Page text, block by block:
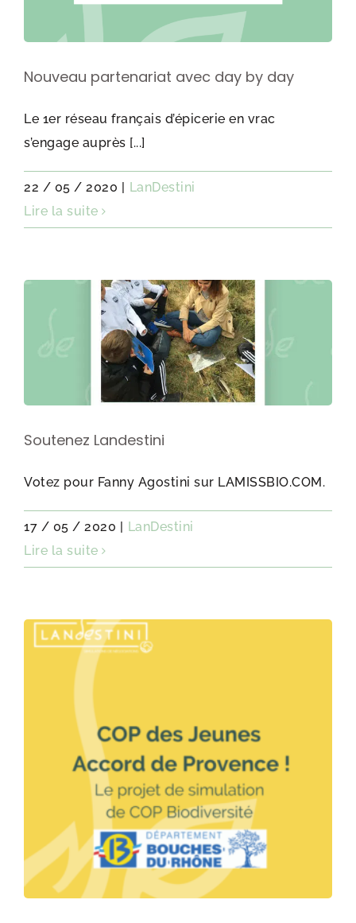
Nouveau partenariat avec day by day
Le 1er réseau français d’épicerie en vrac
s’engage auprès [...]
22 / 05 / 2020 | LanDestini
Lire la suite
Soutenez Landestini
Votez pour Fanny Agostini sur LAMISSBIO.COM.
17 / 05 / 2020 | LanDestini
Lire la suite